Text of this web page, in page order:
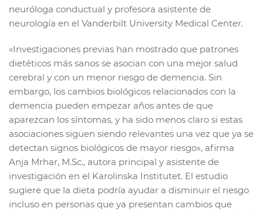
neuróloga conductual y profesora asistente de
neurología en el Vanderbilt University Medical Center.
«Investigaciones previas han mostrado que patrones
dietéticos más sanos se asocian con una mejor salud
cerebral y con un menor riesgo de demencia. Sin
embargo, los cambios biológicos relacionados con la
demencia pueden empezar años antes de que
aparezcan los síntomas, y ha sido menos claro si estas
asociaciones siguen siendo relevantes una vez que ya se
detectan signos biológicos de mayor riesgo», afirma
Anja Mrhar, M.Sc., autora principal y asistente de
investigación en el Karolinska Institutet. El estudio
sugiere que la dieta podría ayudar a disminuir el riesgo
incluso en personas que ya presentan cambios que